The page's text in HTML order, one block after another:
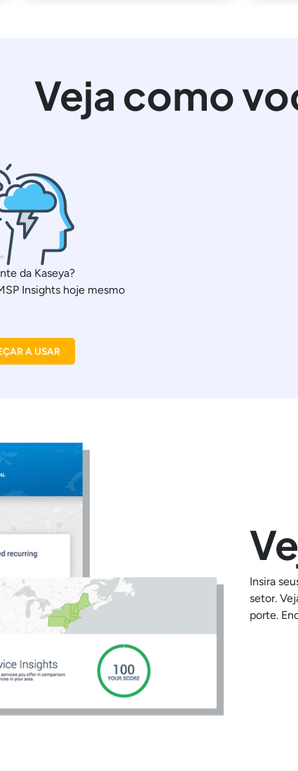
Veja como
da Kaseya?
Insights hoje mesmo
A USAR
Insira
setor.
porte.